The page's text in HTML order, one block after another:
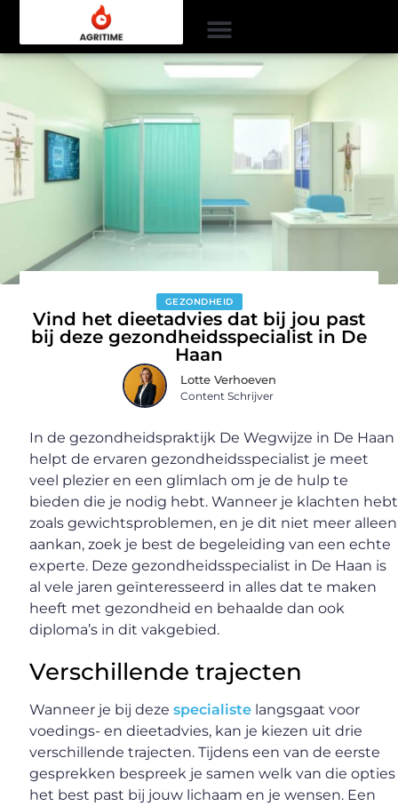
GEZONDHEID
Vind het dieetadvies dat bij jou past
bij deze gezondheidsspecialist in De
Haan
Lotte Verhoeven
Content Schrijver
In de gezondheidspraktijk De Wegwijze in De Haan
helpt de ervaren gezondheidsspecialist je meet
veel plezier en een glimlach om je de hulp te
bieden die je nodig hebt. Wanneer je klachten
zoals gewichtsproblemen, en je dit niet meer alleen
aankan, zoek je best de begeleiding van een echte
experte. Deze gezondheidsspecialist in De Haan is
al vele jaren geïnteresseerd in alles dat te maken
heeft met gezondheid en behaalde dan ook
diploma’s in dit vakgebied.
Verschillende trajecten
Wanneer je bij dezespecialiste langsgaat voor
voedings- en dieetadvies, kan je kiezen uit drie
verschillende trajecten. Tijdens een van de eerste
gesprekken bespreek je samen welk van die opties
het best past bij jouw lichaam en je wensen. Een